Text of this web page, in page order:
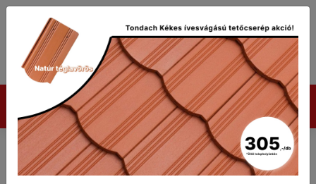
Termékek
Tondach Pilis Max íves